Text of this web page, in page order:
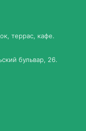
террас, кафе.
бульвар, 26.